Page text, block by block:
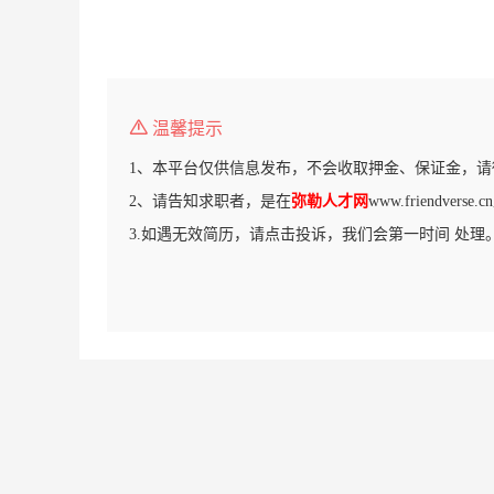
温馨提示
1、本平台仅供信息发布，不会收取押金、保证金，
2、请告知求职者，是在弥勒人才网
3.如遇无效简历，请点击投诉，我们会第一时间 处理